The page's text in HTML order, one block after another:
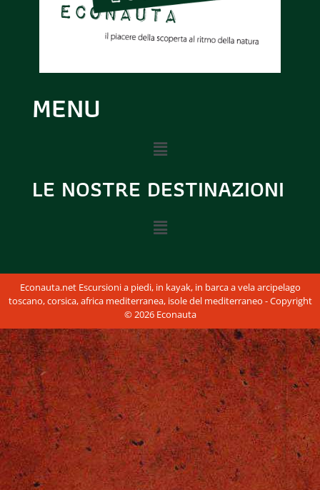
I
O
MENU
LE NOSTRE DESTINAZIONI
Econauta.net Escursioni a piedi, in kayak, in barca a vela arcipelago
toscano, corsica, africa mediterranea, isole del mediterraneo - Copyright
© 2026 Econauta